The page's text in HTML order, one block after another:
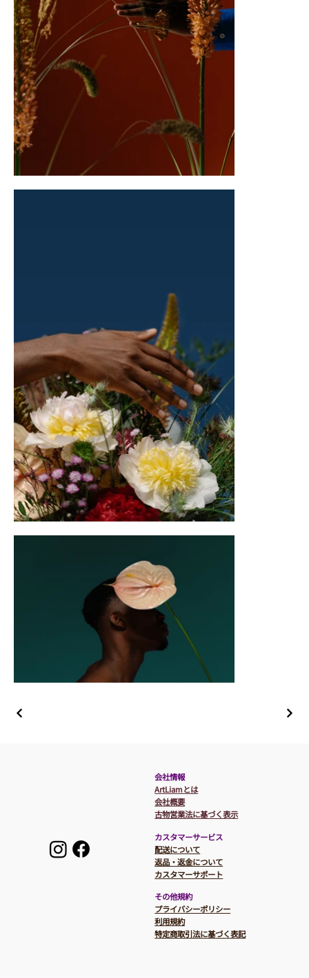
​会社情報
ArtLiamとは
会社概要
​​古物営業法に基づく表示
カスタマーサービス
​配送について
返品・返金について
カスタマーサポート
その他規約
プライバシーポリシー
利用規約
特定商取引法に基づく表記